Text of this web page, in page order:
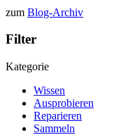
zum Blog-Archiv
Filter
Kategorie
Wissen
Ausprobieren
Reparieren
Sammeln